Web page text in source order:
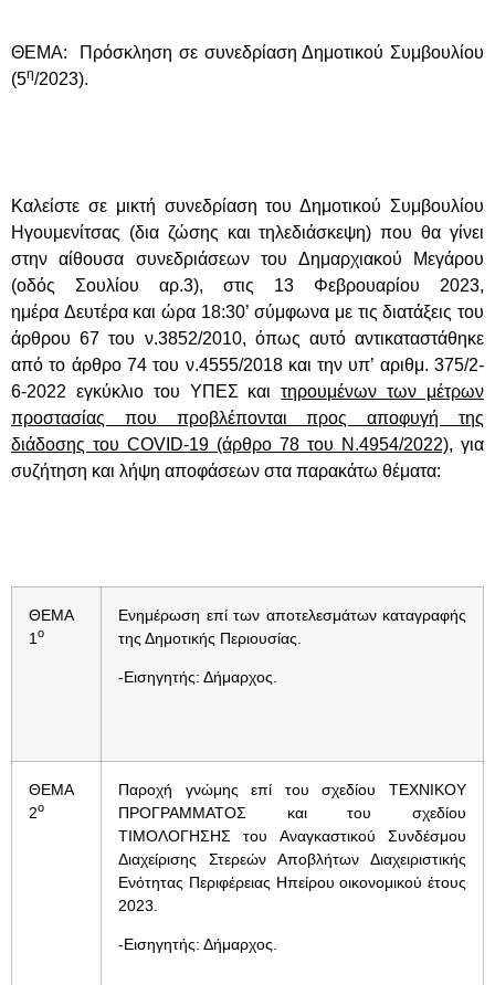
ΘΕΜΑ: Πρόσκληση σε συνεδρίαση Δημοτικού Συμβουλίου
(5η/2023).
Καλείστε σε μικτή συνεδρίαση του Δημοτικού Συμβουλίου
Ηγουμενίτσας (δια ζώσης και τηλεδιάσκεψη) που θα γίνει
στην αίθουσα συνεδριάσεων του Δημαρχιακού Μεγάρου
(οδός Σουλίου αρ.3), στις 13 Φεβρουαρίου 2023,
ημέρα Δευτέρα και ώρα 18:30’ σύμφωνα με τις διατάξεις του
άρθρου 67 του ν.3852/2010, όπως αυτό αντικαταστάθηκε
από το άρθρο 74 του ν.4555/2018 και την υπ’ αριθμ. 375/2-
6-2022 εγκύκλιο του ΥΠΕΣ καιτηρουμένων των μέτρων
προστασίας που προβλέπονται προς αποφυγή της
διάδοσης του COVID-19 (άρθρο 78 του Ν.4954/2022), για
συζήτηση και λήψη αποφάσεων στα παρακάτω θέματα:
ΘΕΜΑ
1 ο
Ενημέρωση επί των αποτελεσμάτων καταγραφής
της Δημοτικής Περιουσίας.
-Εισηγητής: Δήμαρχος.
ΘΕΜΑ
2ο
Παροχή γνώμης επί του σχεδίου ΤΕΧΝΙΚΟΥ
ΠΡΟΓΡΑΜΜΑΤΟΣ και του σχεδίου
ΤΙΜΟΛΟΓΗΣΗΣ του Αναγκαστικού Συνδέσμου
Διαχείρισης Στερεών Αποβλήτων Διαχειριστικής
Ενότητας Περιφέρειας Ηπείρου οικονομικού έτους
2023.
-Εισηγητής: Δήμαρχος.